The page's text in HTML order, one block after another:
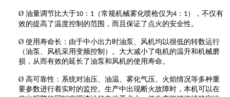
Ø 油量调节比大于10 ： 1 （常规机械雾化喷枪仅为4 ： 1），不仅有
效的提高了温度控制的范围，而且保证了点火的安全性。
Ø 使用寿命长：由于中小出力时油泵、风机均以很低的转数运行
（油泵、风机采用变频控制）。大大减小了电机的温升和机械磨
损，从而有效的延长了油泵和风机的使用寿命。
Ø 高可靠性：系统对油压、油温、雾化气压、火焰情况等多种重
要参数进行着实时的监控。生产中出现断火故障时，本机可以在